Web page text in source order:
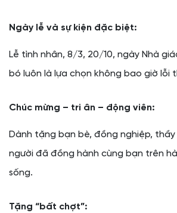
Ngày lễ và sự kiện đặc biệt:
Lễ tình nhân, 8/3, 20/10, ngày Nhà
bó luôn là lựa chọn không bao giờ lỗi
Chúc mừng – tri ân – động viên:
Dành tặng bạn bè, đồng nghiệp,
người đã đồng hành cùng bạn trên
sống.
Tặng “bất chợt”: